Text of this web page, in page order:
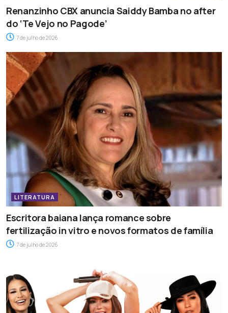
Renanzinho CBX anuncia Saiddy Bamba no after
do ‘Te Vejo no Pagode’
7 de julho de 2026
LITERATURA
Escritora baiana lança romance sobre
fertilização in vitro e novos formatos de família
7 de julho de 2026